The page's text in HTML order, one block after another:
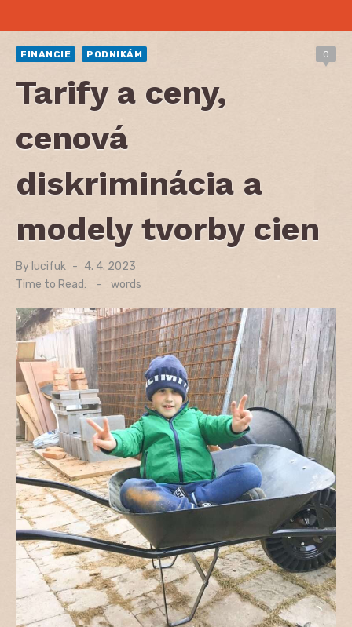
FINANCIE PODNIKÁM 0
Tarify a ceny,
cenová
diskriminácia a
modely tvorby cien
By lucifuk
Posted
on
4. 4. 2023
Time to Read:
- words